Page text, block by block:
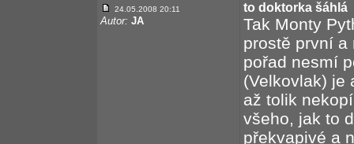
24.05.2008 20:11
Autor: JA
to doktorka šáhlá
Tak Monty
prostě první a
pořad nesmí
(Velkovlak) je
až tolik
všeho, jak to
překvapivé a